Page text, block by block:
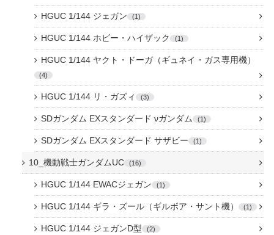
HGUC 1/144 ジェガン 1
HGUC 1/144 ホビー・ハイザック 1
HGUC 1/144 ヤクト・ドーガ（ギュネイ・ガス専用機）
4
HGUC 1/144 リ・ガズィ 3
SDガンダム EXスタンダード νガンダム 1
SDガンダム EXスタンダード サザビー 1
10_機動戦士ガンダムUC 16
HGUC 1/144 EWACジェガン 1
HGUC 1/144 ギラ・ズール（ギルボア・サント機） 1
HGUC 1/144 ジェガンD型 2